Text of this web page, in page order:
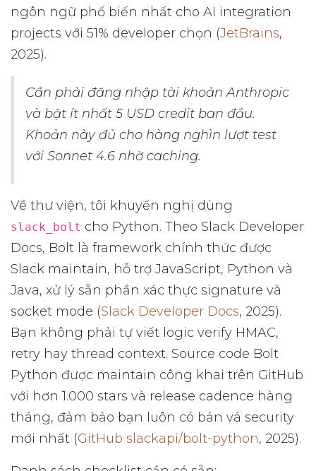
ngôn ngữ phổ biến nhất cho AI integration
projects với 51% developer chọn (JetBrains,
2025).
Cần phải đăng nhập tài khoản Anthropic
và bật ít nhất 5 USD credit ban đầu.
Khoản này đủ cho hàng nghìn lượt test
với Sonnet 4.6 nhờ caching.
Về thư viện, tôi khuyến nghị dùng
slack_bolt cho Python. Theo Slack Developer
Docs, Bolt là framework chính thức được
Slack maintain, hỗ trợ JavaScript, Python và
Java, xử lý sẵn phần xác thực signature và
socket mode (Slack Developer Docs, 2025).
Bạn không phải tự viết logic verify HMAC,
retry hay thread context. Source code Bolt
Python được maintain công khai trên GitHub
với hơn 1.000 stars và release cadence hàng
tháng, đảm bảo bạn luôn có bản vá security
mới nhất (GitHub slackapi/bolt-python, 2025).